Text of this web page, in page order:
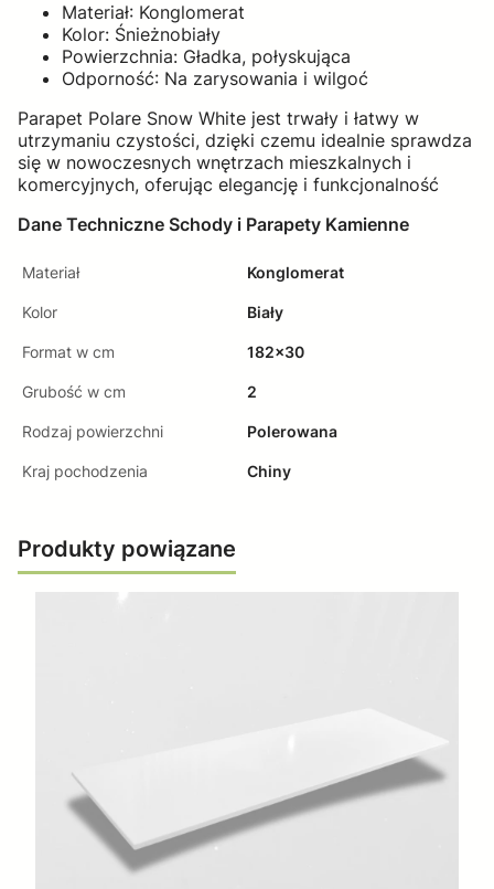
Materiał: Konglomerat
Kolor: Śnieżnobiały
Powierzchnia: Gładka, połyskująca
Odporność: Na zarysowania i wilgoć
Parapet Polare Snow White jest trwały i łatwy w
utrzymaniu czystości, dzięki czemu idealnie sprawdza
się w nowoczesnych wnętrzach mieszkalnych i
komercyjnych, oferując elegancję i funkcjonalność
Dane Techniczne Schody i Parapety Kamienne
Materiał Konglomerat
Kolor Biały
Format w cm 182x30
Grubość w cm 2
Rodzaj powierzchni Polerowana
Kraj pochodzenia Chiny
Produkty powiązane